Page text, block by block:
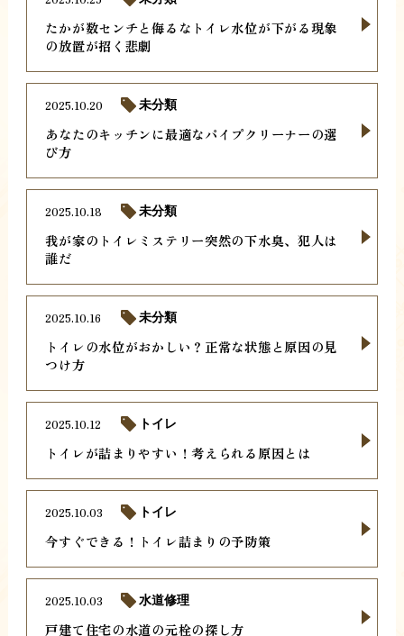
たかが数センチと侮るなトイレ水位が下がる現象
の放置が招く悲劇
あなたのキッチンに最適なパイプクリーナーの選
び方
2025.10.20 未分類
我が家のトイレミステリー突然の下水臭、犯人は
誰だ
2025.10.18 未分類
トイレの水位がおかしい？正常な状態と原因の見
つけ方
2025.10.16 未分類
トイレが詰まりやすい！考えられる原因とは
2025.10.12 トイレ
今すぐできる！トイレ詰まりの予防策
2025.10.03 トイレ
戸建て住宅の水道の元栓の探し方
2025.10.03 水道修理